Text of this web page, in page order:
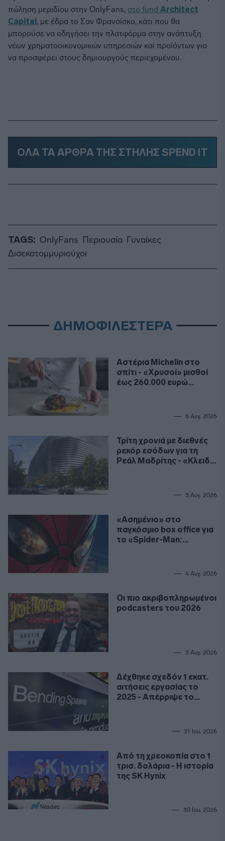
πώληση μεριδίου στην OnlyFans, στο fund Architect
Capital, με έδρα το Σαν Φρανσίσκο, κάτι που θα
μπορούσε να οδηγήσει την πλατφόρμα στην ανάπτυξη
νέων χρηματοοικονομικών υπηρεσιών και προϊόντων για
να προσφέρει στους δημιουργούς περιεχομένου.
ΟΛΑ ΤΑ ΑΡΘΡΑ ΤΗΣ ΣΤΗΛΗΣ SPEND IT
TAGS: OnlyFans Περιουσία Γυναίκες
Δισεκατομμυριούχοι
ΔΗΜΟΦΙΛΕΣΤΕΡΑ
Αστέρια Michelin στο
σπίτι - «Χρυσοί» μισθοί
έως 260.000 ευρώ
6 Αυγ. 2026
Τρίτη χρονιά με διεθνές
ρεκόρ εσόδων για τη
Ρεάλ Μαδρίτης - «Κλειδί»
5 Αυγ. 2026
«Ασημένιο» στο
παγκόσμιο box office για
το «Spider-Man:
4 Αυγ. 2026
Οι πιο ακριβοπληρωμένοι
podcasters του 2026
3 Αυγ. 2026
Δέχθηκε σχεδόν 1 εκατ.
αιτήσεις εργασίας το
2025 - Απέρριψε το
31 Ιου. 2026
Από τη χρεοκοπία στο 1
τρισ. δολάρια - Η ιστορία
της SK Hynix
30 Ιου. 2026